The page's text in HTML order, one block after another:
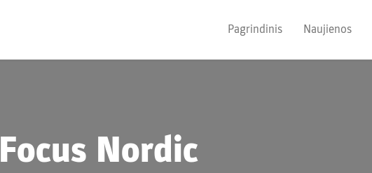
Pagrindinis Naujienos
Focus Nordic